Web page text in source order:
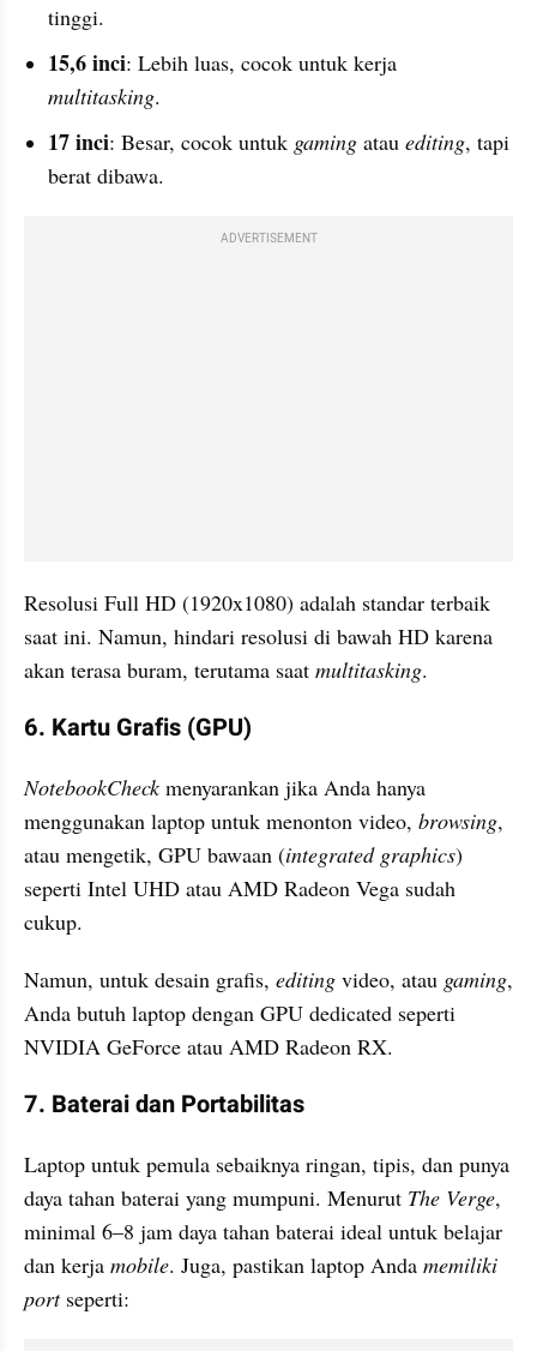
tinggi.
15,6 inci
multitasking.
17 inci: Besar, cocok untuk gaming atau editing, tapi
berat dibawa.
ADVERTISEMENT
Resolusi Full HD (1920x1080) adalah standar terbaik
saat ini. Namun, hindari resolusi di bawah HD karena
akan terasa buram, terutama saat multitasking.
6. Kartu Grafis (GPU)
NotebookCheck menyarankan jika Anda hanya
menggunakan laptop untuk menonton video, browsing,
atau mengetik, GPU bawaan (integrated graphics)
seperti Intel UHD atau AMD Radeon Vega sudah
cukup.
Namun, untuk desain grafis, editing video, atau gaming,
Anda butuh laptop dengan GPU dedicated seperti
NVIDIA GeForce atau AMD Radeon RX.
7. Baterai dan Portabilitas
Laptop untuk pemula sebaiknya ringan, tipis, dan punya
daya tahan baterai yang mumpuni. Menurut The Verge,
minimal 6–8 jam daya tahan baterai ideal untuk belajar
dan kerja mobile. Juga, pastikan laptop Anda memiliki
port seperti: